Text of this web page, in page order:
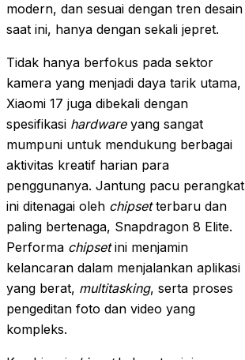
modern, dan sesuai dengan tren desain
saat ini, hanya dengan sekali jepret.
Tidak hanya berfokus pada sektor
kamera yang menjadi daya tarik utama,
Xiaomi 17 juga dibekali dengan
spesifikasi hardwareyang sangat
mumpuni untuk mendukung berbagai
aktivitas kreatif harian para
penggunanya. Jantung pacu perangkat
ini ditenagai oleh chipsetterbaru dan
paling bertenaga, Snapdragon 8 Elite.
Performa chipsetini menjamin
kelancaran dalam menjalankan aplikasi
yang berat, multitasking, serta proses
pengeditan foto dan video yang
kompleks.